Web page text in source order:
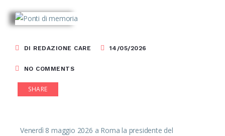
DI REDAZIONE CARE 14/05/2026
NO COMMENTS
SHARE
Venerdì 8 maggio 2026 a Roma la presidente del